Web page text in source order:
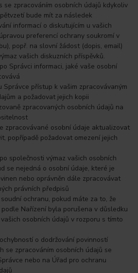
se zpracováním osobních údajů kdykoliv
bude mít za následek
informací o diskutujícím u vašich
preferencí ochrany soukromí v
popř. na slovní žádost (dopis, email)
vašich diskuzních příspěvků.
Správci informaci, jaké vaše osobní
Správce přístup k vašim zpracovávaným
a požadovat jejich kopii
zpracovaných osobních údajů na
zpracovávané osobní údaje aktualizovat
popřípadě požadovat omezení jejich
společnosti výmaz vašich osobních
se nejedná o osobní údaje, které je
nebo oprávněn dále zpracovávat
právních předpisů
ochranu, pokud máte za to, že
Nařízení byla porušena v důsledku
osobních údajů v rozporu s tímto
o dodržování povinností
se zpracováním osobních údajů se
nebo na Úřad pro ochranu